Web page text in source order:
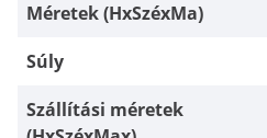
Méretek (HxSzéxMa)
Súly
Szállítási méretek